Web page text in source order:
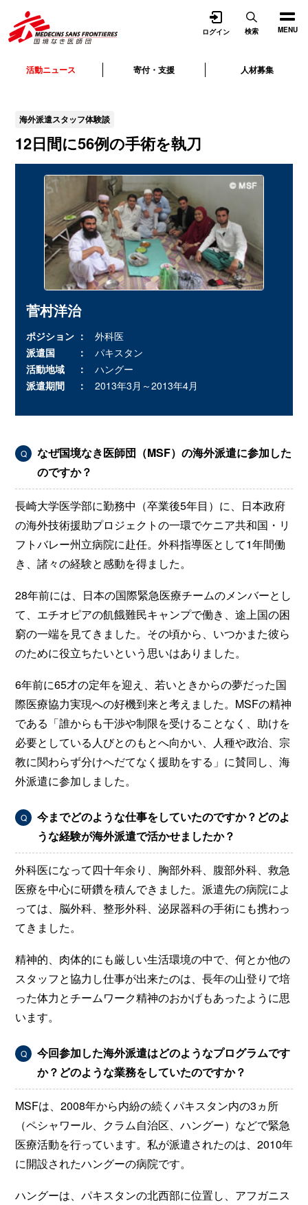
MENU
活動ニュース 寄付・支援 人材募集
ログイン 検索
海外派遣スタッフ体験談
12日間に56例の手術を執刀
菅村洋治
ポジション
外科医
派遣国
パキスタン
活動地域
ハングー
派遣期間
2013年3月～2013年4月
Q
なぜ国境なき医師団（MSF）の海外派遣に参加した
のですか？
長崎大学医学部に勤務中（卒業後5年目）に、日本政府
の海外技術援助プロジェクトの一環でケニア共和国・リ
フトバレー州立病院に赴任。外科指導医として1年間働
き、諸々の経験と感動を得ました。
28年前には、日本の国際緊急医療チームのメンバーとし
て、エチオピアの飢餓難民キャンプで働き、途上国の困
窮の一端を見てきました。その頃から、いつかまた彼ら
のために役立ちたいという思いはありました。
6年前に65才の定年を迎え、若いときからの夢だった国
際医療協力実現への好機到来と考えました。MSFの精神
である「誰からも干渉や制限を受けることなく、助けを
必要としている人びとのもとへ向かい、人種や政治、宗
教に関わらず分けへだてなく援助をする」に賛同し、海
外派遣に参加しました。
Q
今までどのような仕事をしていたのですか？どのよ
うな経験が海外派遣で活かせましたか？
外科医になって四十年余り、胸部外科、腹部外科、救急
医療を中心に研鑽を積んできました。派遣先の病院によ
っては、脳外科、整形外科、泌尿器科の手術にも携わっ
てきました。
精神的、肉体的にも厳しい生活環境の中で、何とか他の
スタッフと協力し仕事が出来たのは、長年の山登りで培
った体力とチームワーク精神のおかげもあったように思
います。
Q
今回参加した海外派遣はどのようなプログラムです
か？どのような業務をしていたのですか？
MSFは、2008年から内紛の続くパキスタン内の3ヵ所
（ペシャワール、クラム自治区、ハングー）などで緊急
医療活動を行っています。私が派遣されたのは、2010年
に開設されたハングーの病院です。
ハングーは、パキスタンの北西部に位置し、アフガニス